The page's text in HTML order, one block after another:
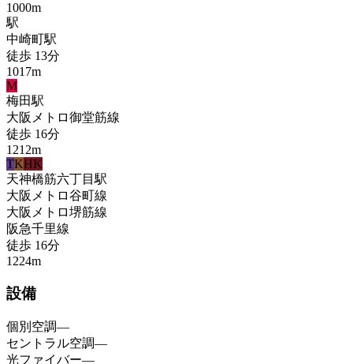
1000m
駅
中崎町駅
徒歩 13分
1017m
M
梅田駅
大阪メトロ御堂筋線
徒歩 16分
1212m
TKHK
天神橋筋六丁目 駅
大阪メトロ谷町線
大阪メトロ堺筋線
阪急千里線
徒歩 16分
1224m
設備
個別空調—
セントラル空調—
光ファイバー—